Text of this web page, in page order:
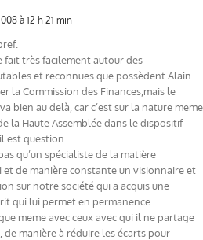
à 12 h 21 min
fait très facilement autour des
et reconnues que possèdent Alain
la Commission des Finances,mais le
bien au delà, car c’est sur la nature meme
la Haute Assemblée dans le dispositif
est question.
qu’un spécialiste de la matière
et de manière constante un visionnaire et
sur notre société qui a acquis une
qui lui permet en permanence
meme avec ceux avec qui il ne partage
de manière à réduire les écarts pour